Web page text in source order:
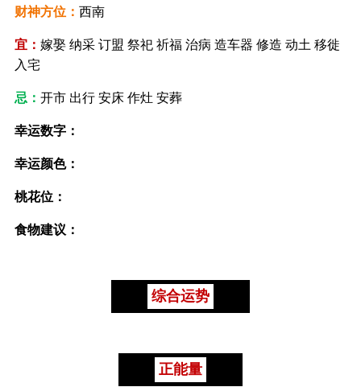
财神方位： 西南
宜： 嫁娶 纳采 订盟 祭祀 祈福 治病 造车器 修造 动土 移徙
入宅
忌： 开市 出行 安床 作灶 安葬
幸运数字：
幸运颜色：
桃花位：
食物建议：
综合运势
正能量